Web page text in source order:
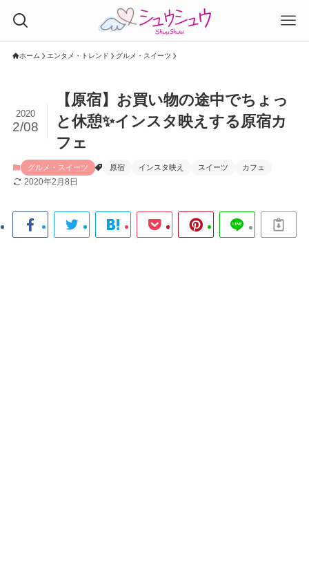
ホーム エンタメ・トレンド グルメ・スイーツ
【原宿】お買い物の途中でちょっ
と休憩✨インスタ映えする原宿カ
フェ
2020
2/08
グルメ・スイーツ 原宿 インスタ映え スイーツ カフェ
2020年2月8日